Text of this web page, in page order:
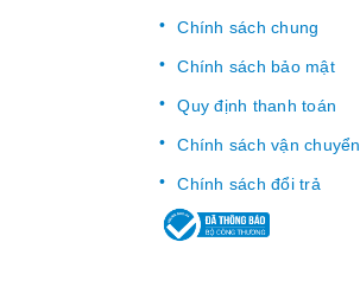
Chính sách chung
Chính sách bảo mật
Quy định thanh toán
Chính sách vận chuyển
Chính sách đổi trả